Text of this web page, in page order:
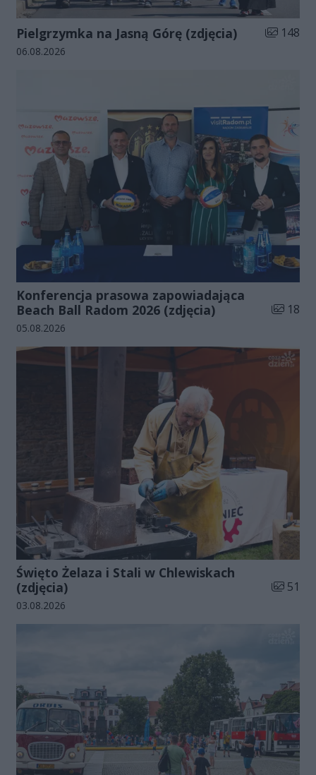
Pielgrzymka na Jasną Górę (zdjęcia) Liczba
148
Data dodania galerii:
06.08.2026
Konferencja prasowa zapowiadająca
Beach Ball Radom 2026 (zdjęcia)
Liczba
18
Data dodania galerii:
05.08.2026
Święto Żelaza i Stali w Chlewiskach
(zdjęcia)
Liczba
51
Data dodania galerii:
03.08.2026